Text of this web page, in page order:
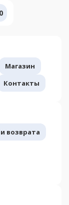
Магазин
Контакты
возврата